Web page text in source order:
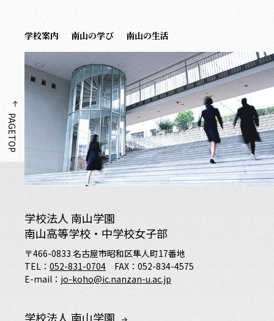
PAGETOP
学校案内 南山の学び 南山の生活
学校法人 南山学園
南山高等学校・中学校女子部
〒466-0833 名古屋市昭和区隼人町17番地
TEL： 052-831-0704 FAX：052-834-4575
E-mail： jo-koho@ic.nanzan-u.ac.jp
学校法人 南山学園